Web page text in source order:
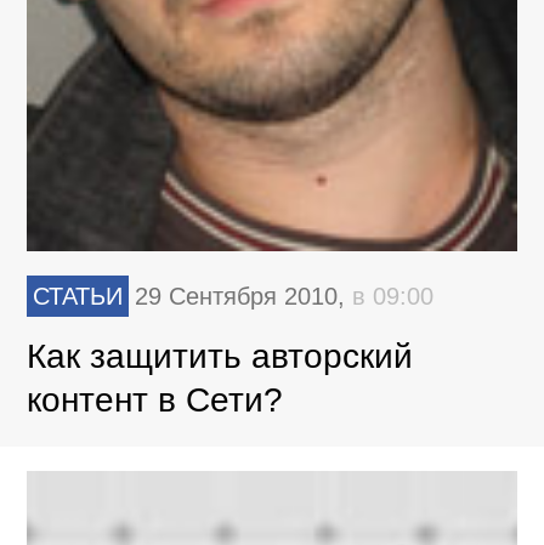
СТАТЬИ 29 Сентября 2010, в 09:00
Как защитить авторский
контент в Сети?